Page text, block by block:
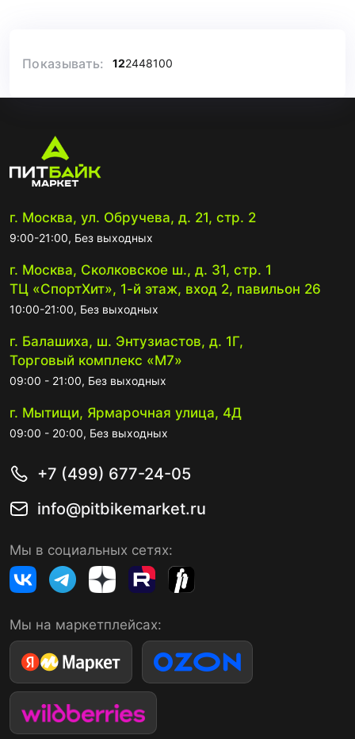
Показывать: 122448100
г. Москва, ул. Обручева, д. 21, стр. 2
9:00-21:00, Без выходных
г. Москва, Сколковское ш., д. 31, стр. 1
ТЦ «СпортХит», 1-й этаж, вход 2, павильон 26
10:00-21:00, Без выходных
г. Балашиха, ш. Энтузиастов, д. 1Г,
Торговый комплекс «М7»
09:00 - 21:00, Без выходных
г. Мытищи, Ярмарочная улица, 4Д
09:00 - 20:00, Без выходных
+7 (499) 677-24-05
info@pitbikemarket.ru
Мы в социальных сетях:
Мы на маркетплейсах: